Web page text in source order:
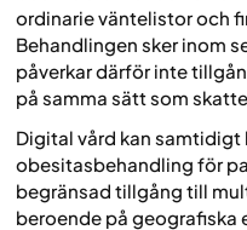
ordinarie väntelistor och
Behandlingen sker inom
påverkar därför inte
på samma sätt som
Digital vård kan
obesitasbehandling för
begränsad tillgång till
beroende på geografiska